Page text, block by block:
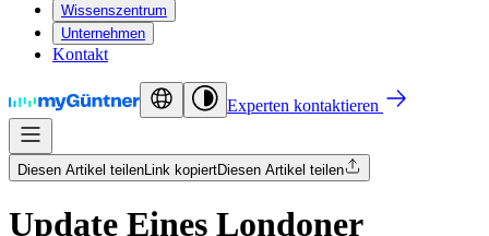
Wissenszentrum
Unternehmen
Kontakt
Experten kontaktieren
Diesen Artikel teilenLink kopiertDiesen Artikel teilen
Update Eines Londoner